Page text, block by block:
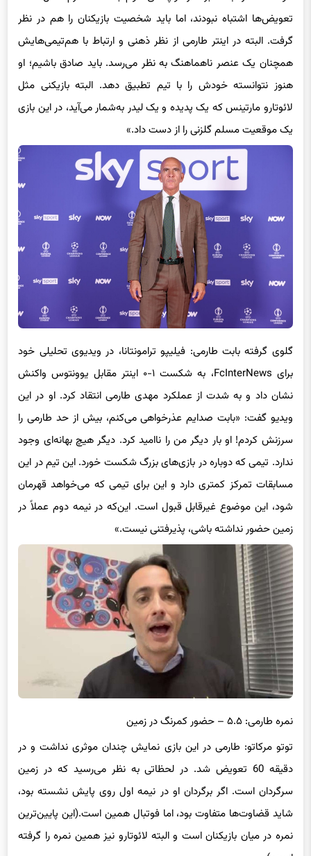
تعویض‌ها اشتباه نبودند، اما باید شخصیت بازیکنان را هم در نظر
گرفت. البته در اینتر طارمی از نظر ذهنی و ارتباط با هم‌تیمی‌هایش
همچنان یک عنصر ناهماهنگ به نظر می‌رسد. باید صادق باشیم؛ او
هنوز نتوانسته خودش را با تیم تطبیق دهد. البته بازیکنی مثل
لائوتارو مارتینس که یک پدیده و یک لیدر به‌شمار می‌آید، در این بازی
یک موقعیت مسلم گلزنی را از دست داد.»
گلوی گرفته بابت طارمی: فیلیپو ترامونتانا، در ویدیوی تحلیلی خود
برای FcInterNews، به شکست ۱-۰ اینتر مقابل یوونتوس واکنش
نشان داد و به شدت از عملکرد مهدی طارمی انتقاد کرد. او در این
ویدیو گفت: «بابت صدایم عذرخواهی می‌کنم، بیش از حد طارمی را
سرزنش کردم! او بار دیگر من را ناامید کرد. دیگر هیچ بهانه‌ای وجود
ندارد. تیمی که دوباره در بازی‌های بزرگ شکست خورد. این تیم در این
مسابقات تمرکز کمتری دارد و این برای تیمی که می‌خواهد قهرمان
شود، این موضوع غیرقابل قبول است. این‌که در نیمه دوم عملاً در
زمین حضور نداشته باشی، پذیرفتنی نیست.»
نمره طارمی: ۵.۵ – حضور کمرنگ در زمین
توتو مرکاتو: طارمی در این بازی نمایش چندان موثری نداشت و در
دقیقه 60 تعویض شد. در لحظاتی به نظر می‌رسید که در زمین
سرگردان است. اگر برگردان او در نیمه اول روی پایش نشسته بود،
شاید قضاوت‌ها متفاوت بود، اما فوتبال همین است.(این پایین‌ترین
نمره در میان بازیکنان است و البته لائوتارو نیز همین نمره را گرفته